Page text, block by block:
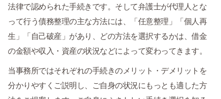
法律で認められた手続きです。そして弁護士が代理人とな
って行う債務整理の主な方法には、「任意整理」「個人再
生」「自己破産」があり、どの方法を選択するかは、借金
の金額や収入・資産の状況などによって変わってきます。
当事務所ではそれぞれの手続きのメリット・デメリットを
分かりやすくご説明し、ご自身の状況にもっとも適した方